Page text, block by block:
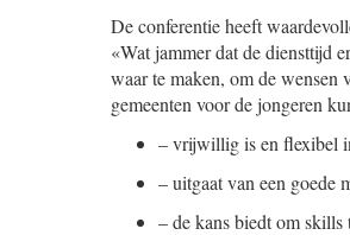
De conferentie heeft
«Wat jammer dat de diensttijd
waar te maken, om de wensen
gemeenten voor de jongeren
–vrijwillig is en flexibel
–uitgaat van een goede
–de kans biedt om skills